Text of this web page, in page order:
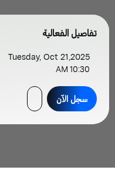
تفاصيل الفعالية
Tuesday, Oct 21,2025
10:30 AM
سجل الآن